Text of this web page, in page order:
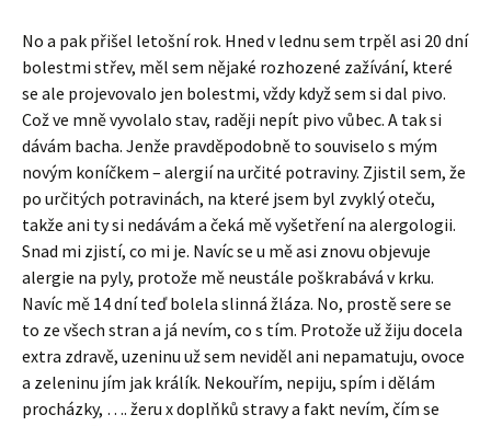
No a pak přišel letošní rok. Hned v lednu sem trpěl asi 20 dní
bolestmi střev, měl sem nějaké rozhozené zažívání, které
se ale projevovalo jen bolestmi, vždy když sem si dal pivo.
Což ve mně vyvolalo stav, raději nepít pivo vůbec. A tak si
dávám bacha. Jenže pravděpodobně to souviselo s mým
novým koníčkem – alergií na určité potraviny. Zjistil sem, že
po určitých potravinách, na které jsem byl zvyklý oteču,
takže ani ty si nedávám a čeká mě vyšetření na alergologii.
Snad mi zjistí, co mi je. Navíc se u mě asi znovu objevuje
alergie na pyly, protože mě neustále poškrabává v krku.
Navíc mě 14 dní teď bolela slinná žláza. No, prostě sere se
to ze všech stran a já nevím, co s tím. Protože už žiju docela
extra zdravě, uzeninu už sem neviděl ani nepamatuju, ovoce
a zeleninu jím jak králík. Nekouřím, nepiju, spím i dělám
procházky, …. žeru x doplňků stravy a fakt nevím, čím se